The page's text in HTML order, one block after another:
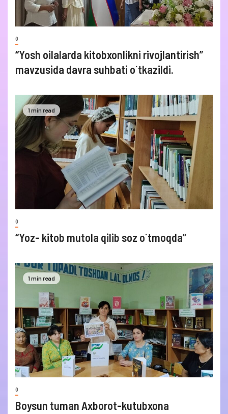
0
“Yosh oilalarda kitobxonlikni rivojlantirish”
mavzusida davra suhbati o`tkazildi.
1 min read
0
“Yoz- kitob mutola qilib soz o`tmoqda”
1 min read
0
Boysun tuman Axborot-kutubxona